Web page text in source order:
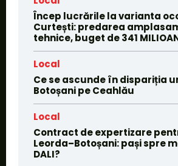
Încep lucrările la varianta
Curtești: predarea
tehnice, buget de 341
Local
Ce se ascunde în dispariția
Botoșani pe Ceahlău
Local
Contract de expertizare
Leorda–Botoșani: pași spre
DALI?